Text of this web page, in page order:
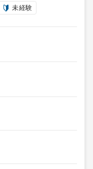
未経験